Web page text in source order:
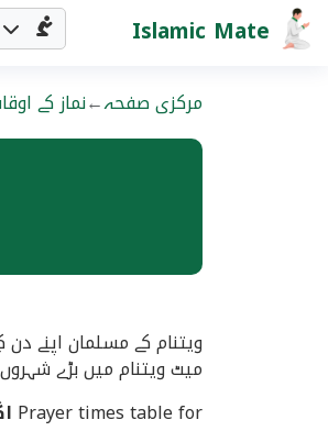
Islamic Mate
مرکزی صفحہ نماز کے
ویتنام کے مسلمان اپنے
میٹ ویتنام میں بڑے
Prayer times table for